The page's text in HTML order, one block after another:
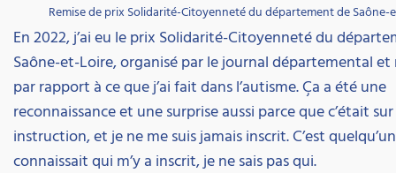
Remise de prix Solidarité-Citoyenneté du département de Saône-
En 2022, j’ai eu le prix Solidarité-Citoyenneté du
Saône-et-Loire, organisé par le journal départemental et
par rapport à ce que j’ai fait dans l’autisme. Ça a été une
reconnaissance et une surprise aussi parce que c’était sur
instruction, et je ne me suis jamais inscrit. C’est
connaissait qui m’y a inscrit, je ne sais pas qui.